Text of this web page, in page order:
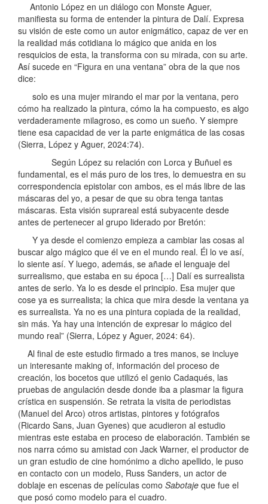
Antonio López en un diálogo con Monste Aguer,
manifiesta su forma de entender la pintura de Dalí. Expresa
su visión de este como un autor enigmático, capaz de ver en
la realidad más cotidiana lo mágico que anida en los
resquicios de esta, la transforma con su mirada, con su arte.
Así sucede en “Figura en una ventana” obra de la que nos
dice:
solo es una mujer mirando el mar por la ventana, pero
cómo ha realizado la pintura, cómo la ha compuesto, es algo
verdaderamente milagroso, es como un sueño. Y siempre
tiene esa capacidad de ver la parte enigmática de las cosas
(Sierra, López y Aguer, 2024:74).
Según López su relación con Lorca y Buñuel es
fundamental, es el más puro de los tres, lo demuestra en su
correspondencia epistolar con ambos, es el más libre de las
máscaras del yo, a pesar de que su obra tenga tantas
máscaras. Esta visión suprareal está subyacente desde
antes de pertenecer al grupo liderado por Bretón:
Y ya desde el comienzo empieza a cambiar las cosas al
buscar algo mágico que él ve en el mundo real. Él lo ve así,
lo siente así. Y luego, además, se añade el lenguaje del
surrealismo, que estaba en su época […] Dalí es surrealista
antes de serlo. Ya lo es desde el principio. Esa mujer que
cose ya es surrealista; la chica que mira desde la ventana ya
es surrealista. Ya no es una pintura copiada de la realidad,
sin más. Ya hay una intención de expresar lo mágico del
mundo real” (Sierra, López y Aguer, 2024: 64).
Al final de este estudio firmado a tres manos, se incluye
un interesante making of, información del proceso de
creación, los bocetos que utilizó el genio Cadaqués, las
pruebas de angulación desde donde iba a plasmar la figura
crística en suspensión. Se retrata la visita de periodistas
(Manuel del Arco) otros artistas, pintores y fotógrafos
(Ricardo Sans, Juan Gyenes) que acudieron al estudio
mientras este estaba en proceso de elaboración. También se
nos narra cómo su amistad con Jack Warner, el productor de
un gran estudio de cine homónimo a dicho apellido, le puso
en contacto con un modelo, Russ Sanders, un actor de
doblaje en escenas de películas como Sabotaje que fue el
que posó como modelo para el cuadro.